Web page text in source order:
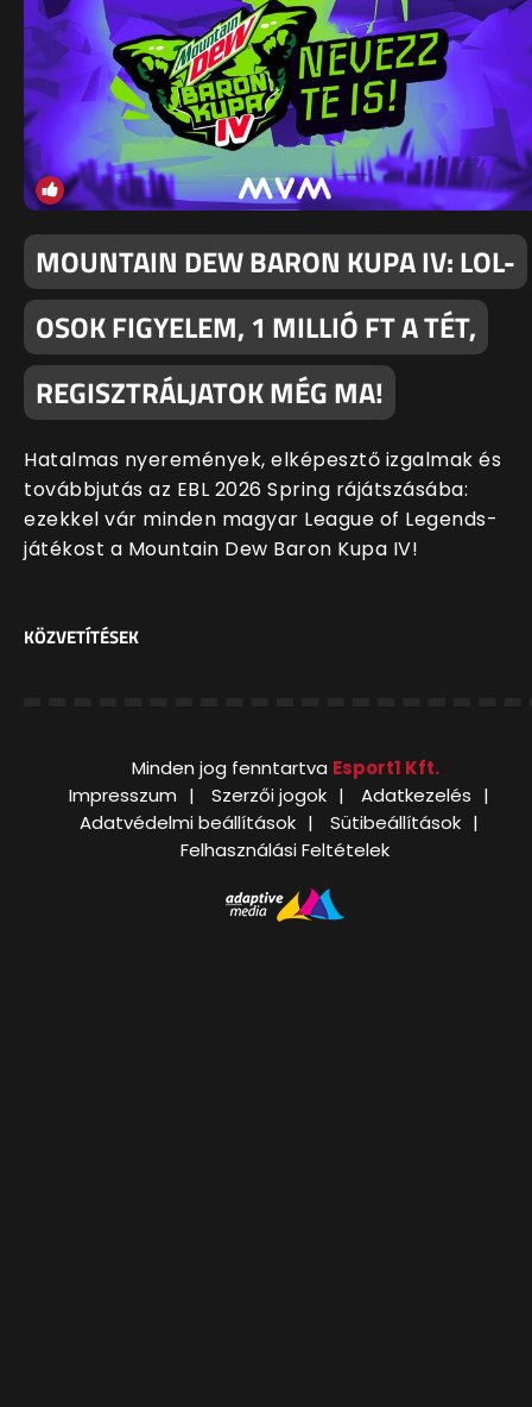
MOUNTAIN DEW BARON KUPA IV: LOL-
OSOK FIGYELEM, 1 MILLIÓ FT A TÉT,
REGISZTRÁLJATOK MÉG MA!
Hatalmas nyeremények, elképesztő izgalmak és
továbbjutás az EBL 2026 Spring rájátszásába:
ezekkel vár minden magyar League of Legends-
játékost a Mountain Dew Baron Kupa IV!
KÖZVETÍTÉSEK
Minden jog fenntartva Esport1 Kft.
Impresszum
Szerzői jogok
Adatkezelés
Adatvédelmi beállítások
Sütibeállítások
Felhasználási Feltételek